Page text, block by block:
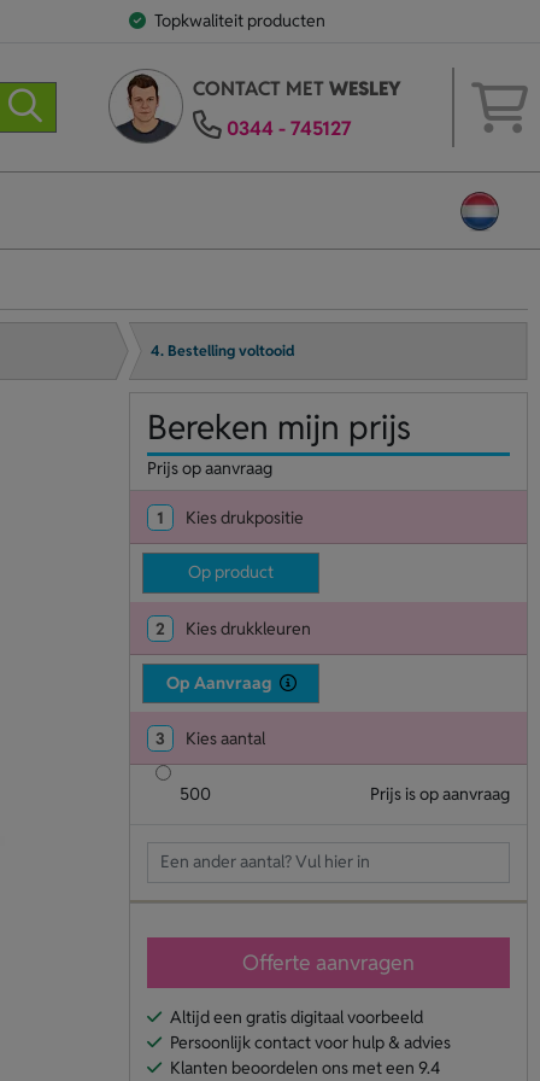
Topkwaliteit producten
CONTACT METWESLEY
0344 - 745127
4. Bestelling voltooid
Bereken mijn prijs
Prijs op aanvraag
1 Kies drukpositie
Op product
2 Kies drukkleuren
Op Aanvraag
3 Kies aantal
500 Prijs is op aanvraag
Offerte aanvragen
Altijd een gratis digitaal voorbeeld
Persoonlijk contact voor hulp & advies
Klanten beoordelen ons met een 9.4